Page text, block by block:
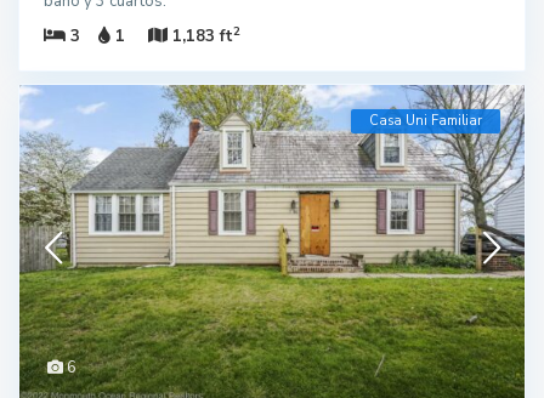
3
1 1,183 ft2
6
Casa Uni Familiar